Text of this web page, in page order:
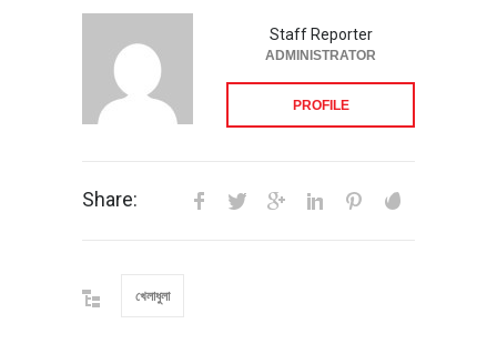
Staff Reporter
ADMINISTRATOR
PROFILE
Share:
খেলাধুলা